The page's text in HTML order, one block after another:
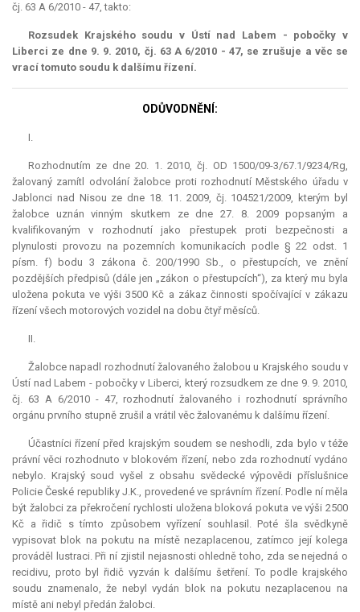
čj. 63 A 6/2010 - 47, takto:
Rozsudek Krajského soudu v Ústí nad Labem - pobočky v
Liberci ze dne 9. 9. 2010, čj. 63 A 6/2010 - 47, se zrušuje a věc se
vrací tomuto soudu k dalšímu řízení.
ODŮVODNĚNÍ:
I.
Rozhodnutím ze dne 20. 1. 2010, čj. OD 1500/09-3/67.1/9234/Rg,
žalovaný zamítl odvolání žalobce proti rozhodnutí Městského úřadu v
Jablonci nad Nisou ze dne 18. 11. 2009, čj. 104521/2009, kterým byl
žalobce uznán vinným skutkem ze dne 27. 8. 2009 popsaným a
kvalifikovaným v rozhodnutí jako přestupek proti bezpečnosti a
plynulosti provozu na pozemních komunikacích podle § 22 odst. 1
písm. f) bodu 3 zákona č. 200/1990 Sb., o přestupcích, ve znění
pozdějších předpisů (dále jen „zákon o přestupcích“), za který mu byla
uložena pokuta ve výši 3500 Kč a zákaz činnosti spočívající v zákazu
řízení všech motorových vozidel na dobu čtyř měsíců.
II.
Žalobce napadl rozhodnutí žalovaného žalobou u Krajského soudu v
Ústí nad Labem - pobočky v Liberci, který rozsudkem ze dne 9. 9. 2010,
čj. 63 A 6/2010 - 47, rozhodnutí žalovaného i rozhodnutí správního
orgánu prvního stupně zrušil a vrátil věc žalovanému k dalšímu řízení.
Účastníci řízení před krajským soudem se neshodli, zda bylo v téže
právní věci rozhodnuto v blokovém řízení, nebo zda rozhodnutí vydáno
nebylo. Krajský soud vyšel z obsahu svědecké výpovědi příslušnice
Policie České republiky J.K., provedené ve správním řízení. Podle ní měla
být žalobci za překročení rychlosti uložena bloková pokuta ve výši 2500
Kč a řidič s tímto způsobem vyřízení souhlasil. Poté šla svědkyně
vypisovat blok na pokutu na místě nezaplacenou, zatímco její kolega
prováděl lustraci. Při ní zjistil nejasnosti ohledně toho, zda se nejedná o
recidivu, proto byl řidič vyzván k dalšímu šetření. To podle krajského
soudu znamenalo, že nebyl vydán blok na pokutu nezaplacenou na
místě ani nebyl předán žalobci.